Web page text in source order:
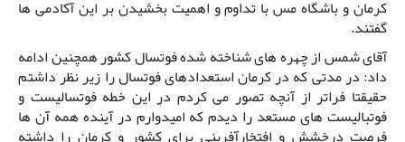
کرمان و باشگاه مس با تداوم و اهمیت بخشیدن بر این آکادمی ها
گفتند.
آقای شمس از چهره های شناخته شده فوتسال کشور همچنین ادامه
داد: در مدتی که در کرمان استعدادهای فوتسال را زیر نظر داشتم
حقیقتا فراتر از آنچه تصور می کردم در این خطه فوتسالیست و
فوتبالیست های مستعد را دیدم که امیدوارم در آینده همه آن ها